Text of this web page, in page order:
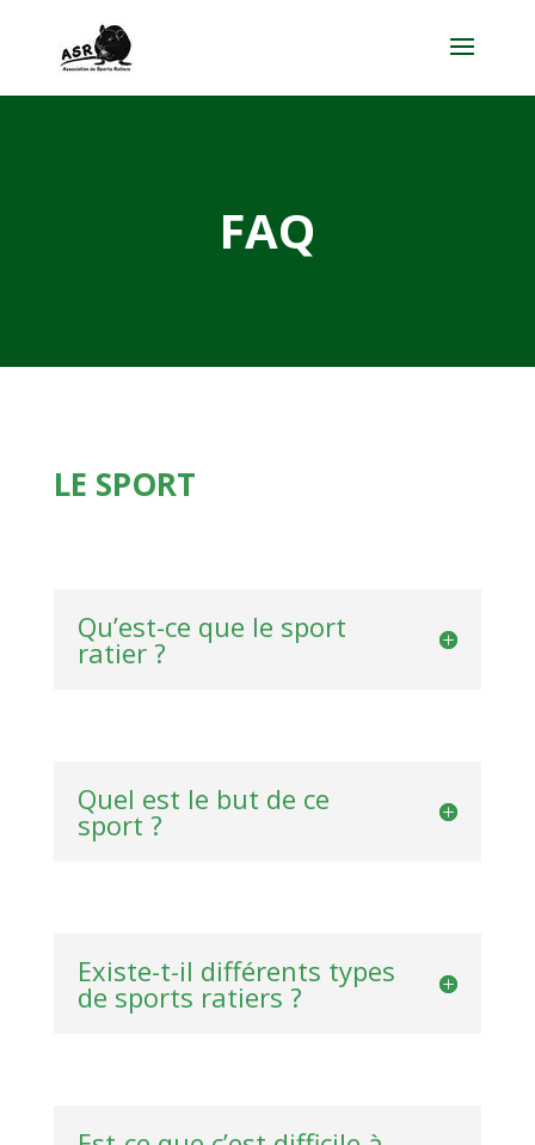
FAQ
LE SPORT
Qu’est-ce que le sport
ratier ?
Quel est le but de ce
sport ?
Existe-t-il différents types
de sports ratiers ?